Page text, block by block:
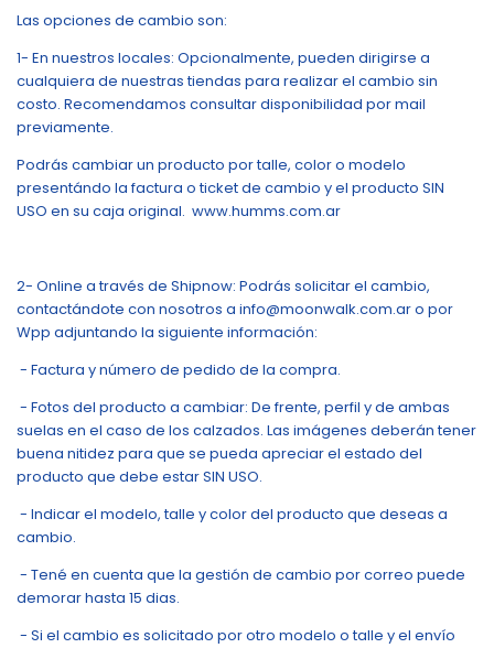
Las opciones de cambio son:
1- En nuestros locales: Opcionalmente, pueden dirigirse a
cualquiera de nuestras tiendas para realizar el cambio sin
costo. Recomendamos consultar disponibilidad por mail
previamente.
Podrás cambiar un producto por talle, color o modelo
presentándo la factura o ticket de cambio y el producto SIN
USO en su caja original. www.humms.com.ar
2- Online a través de Shipnow: Podrás solicitar el cambio,
contactándote con nosotros a info@moonwalk.com.aro por
Wpp adjuntando la siguiente información:
- Factura y número de pedido de la compra.
- Fotos del producto a cambiar: De frente, perfil y de ambas
suelas en el caso de los calzados. Las imágenes deberán tener
buena nitidez para que se pueda apreciar el estado del
producto que debe estar SIN USO.
- Indicar el modelo, talle y color del producto que deseas a
cambio.
- Tené en cuenta que la gestión de cambio por correo puede
demorar hasta 15 dias.
- Si el cambio es solicitado por otro modelo o talle y el envío